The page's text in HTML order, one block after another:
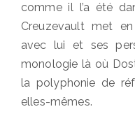
comme il l’a été
Creuzevault met
avec lui et ses
monologie là où
la polyphonie de
elles-mêmes.